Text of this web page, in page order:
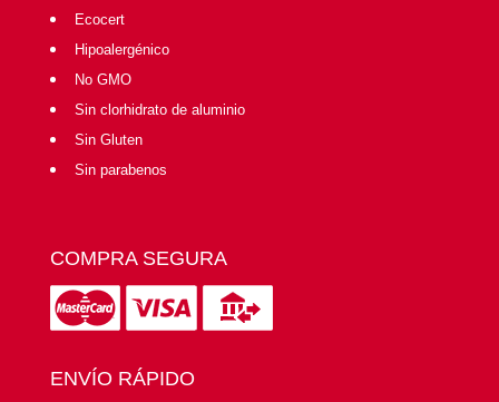
Ecocert
Hipoalergénico
No GMO
Sin clorhidrato de aluminio
Sin Gluten
Sin parabenos
COMPRA SEGURA
ENVÍO RÁPIDO